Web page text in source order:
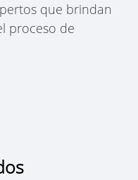
que brindan
proceso de